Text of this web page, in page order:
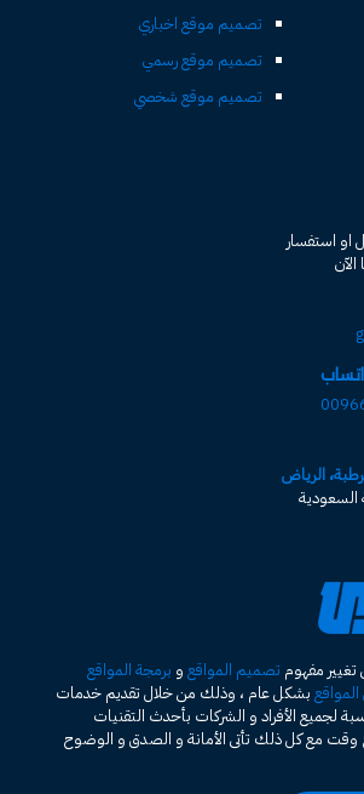
تصميم موقع اخباري
تصميم موقع رسمي
تصميم موقع شخصي
او استفسار
الرياض
السعودية
تغيير مفهوم تصميم المواقع و برمجة المواقع
بشكل عام ، وذلك من خلال تقديم خدمات
لجميع الأفراد و الشركات بأحدث التقنيات
مع كل ذلك تأتى الأمانة و الصدق و الوضوح